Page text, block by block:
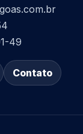
49
Contato